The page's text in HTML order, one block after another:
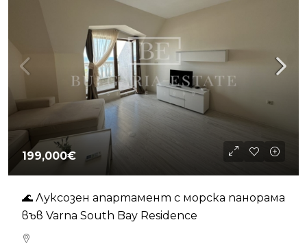
199,000€
🌊 Луксозен апартамент с морска панорама
във Varna South Bay Residence